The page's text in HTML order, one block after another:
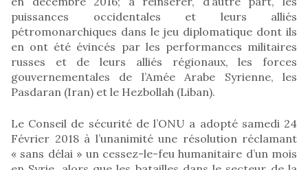
puissances occidentales et leurs alliés
pétromonarchiques dans le jeu diplomatique dont ils
en ont été évincés par les performances militaires
russes et de leurs alliés régionaux, les forces
gouvernementales de l’Amée Arabe Syrienne, les
Pasdaran (Iran) et le Hezbollah (Liban).
Le Conseil de sécurité de l’ONU a adopté samedi 24
Février 2018 à l’unanimité une résolution réclamant
« sans délai » un cessez-le-feu humanitaire d’un mois